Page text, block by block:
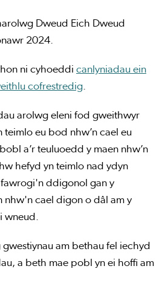
Dweud Eich Dweud
2024.
ni cyhoeddi canlyniadau ein
cofrestredig.
arolwg eleni fod gweithwyr
eu bod nhw’n cael eu
a’r teuluoedd y maen nhw’n
hefyd yn teimlo nad ydyn
ddigonol gan y
nhw'n cael digon o dâl am y
wneud.
am bethau fel iechyd
a beth mae pobl yn ei hoffi am